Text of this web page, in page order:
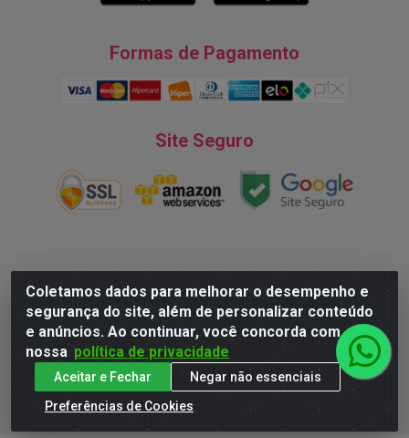
Coletamos dados para melhorar o desempenho e
segurança do site, além de personalizar conteúdo
e anúncios. Ao continuar, você concorda com
nossa política de privacidade
Aceitar e Fechar
Negar não essenciais
Preferências de Cookies
Formas de Pagamento
Site Seguro
Natureza Comércio de Descartáveis LTDA - Endereço: Av. do
Turismo, 28, Tarumã - CNPJ:08.038.545/0001-07 © 2016
Todos dos direitos reservados.